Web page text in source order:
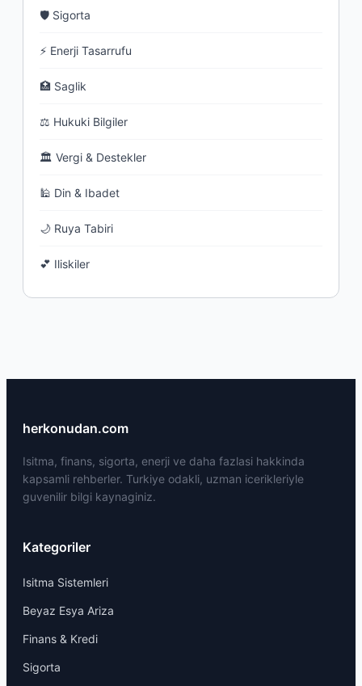
🛡 Sigorta
⚡ Enerji Tasarrufu
🏥 Saglik
⚖ Hukuki Bilgiler
🏛 Vergi & Destekler
🕌 Din & Ibadet
🌙 Ruya Tabiri
💕 Iliskiler
herkonudan.com
Isitma, finans, sigorta, enerji ve daha fazlasi hakkinda
kapsamli rehberler. Turkiye odakli, uzman icerikleriyle
guvenilir bilgi kaynaginiz.
Kategoriler
Isitma Sistemleri
Beyaz Esya Ariza
Finans & Kredi
Sigorta